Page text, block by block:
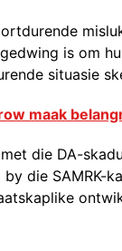
is om
situasie
maak
die DA-
by die SAMRK-